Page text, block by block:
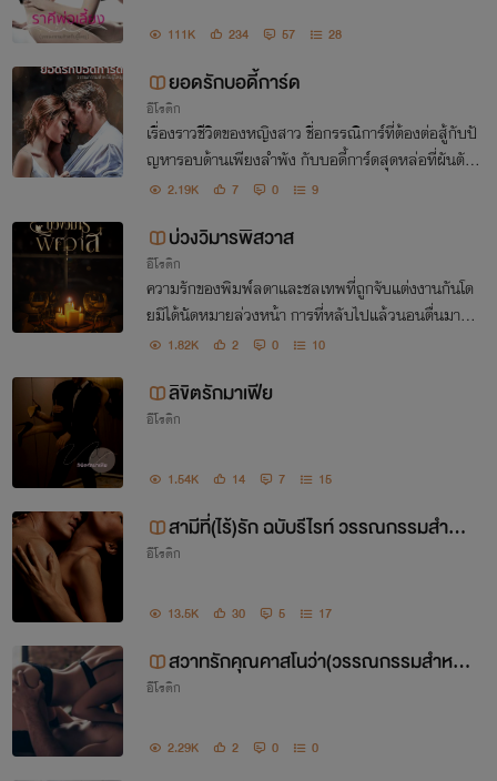
111K 234 57 28
ยอดรักบอดี้การ์ด
อีโรติก
เรื่องราวชีวิตของหญิงสาว ชื่อกรรณิการ์ที่ต้องต่อสู้กับปั
ญหารอบด้านเพียงลำพัง กับบอดี้การ์ดสุดหล่อที่ผันตัวจ
ากพ่อครัวมารับภารกิจเฉพาะดูแลเธอ โดยมีสัญญาจ้าง
2.19K 7 0 9
บ่วงวิมารพิสวาส
อีโรติก
ความรักของพิมพ์ลดาและชลเทพที่ถูกจับแต่งงานกันโด
ยมิได้นัดหมายล่วงหน้า การที่หลับไปแล้วนอนตื่นมาอีก
ครั้งพร้อมชุดวิวาห์ทำให้เขาและเธอต้องเริ่มเพื่อจบความ
1.82K 2 0 10
ลิขิตรักมาเฟีย
อีโรติก
1.54K 14 7 15
สามีที่(ไร้)รัก ฉบับรีไรท์ วรรณกรรมสำหรั
บผู้ใหญ่ 25++ ไม่ติดเหรียญ
อีโรติก
13.5K 30 5 17
สวาทรักคุณคาสโนว่า(วรรณกรรมสำหรับ
ผู้ใหญ่NC 25++)
อีโรติก
2.29K 2 0 0